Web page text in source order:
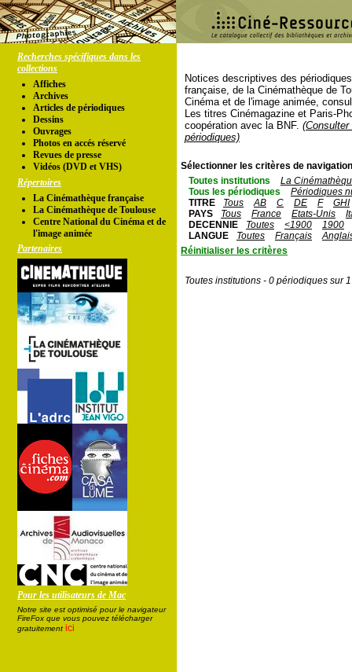
Recherches spécifiques dans les
collections
Affiches
Archives
Articles de périodiques
Dessins
Ouvrages
Photos en accés réservé
Revues de presse
Vidéos (DVD et VHS)
Répertoires
La Cinémathèque française
La Cinémathèque de Toulouse
Centre National du Cinéma et de
l'image animée
Partenaires
Pour les utilisateurs de Mac
Notre site est optimisé pour le navigateur
FireFox que vous pouvez télécharger
gratuitement ici
Notices descriptives des
française, de la Cinémathèque de
Cinéma et de l'image animée,
Les titres Cinémagazine et Paris-
coopération avec la BNF.
périodiques)
Sélectionner les critères de
Toutes institutions
La
Tous les périodiques
Périodiques
TITRE
Tous AB C DE F
GHI
PAYS
Tous France Etats-Unis
DECENNIE
Toutes <1900
1900
LANGUE
Toutes Français
Réinitialiser les critères
Toutes institutions - 0 périodiques sur